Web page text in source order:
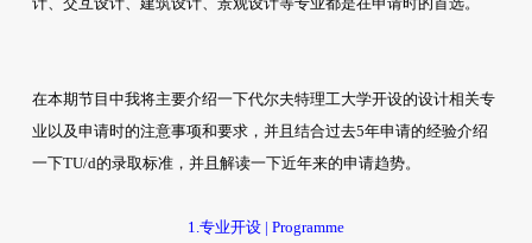
在本期节目中我将主要介绍一下代尔夫特理工大学开设的设计相关专
业以及申请时的注意事项和要求，并且结合过去5年申请的经验介绍
一下TU/d的录取标准，并且解读一下近年来的申请趋势。
1.专业开设 | Programme